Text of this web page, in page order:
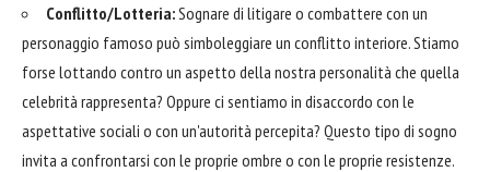
Conflitto/Lotteria:Sognare di litigare o combattere con un
personaggio famoso può simboleggiare un conflitto interiore. Stiamo
forse lottando contro un aspetto della nostra personalità che quella
celebrità rappresenta? Oppure ci sentiamo in disaccordo con le
aspettative sociali o con un'autorità percepita? Questo tipo di sogno
invita a confrontarsi con le proprie ombre o con le proprie resistenze.